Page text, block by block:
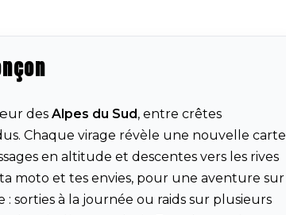
des Alpes du Sud, entre crêtes
Chaque virage révèle une nouvelle carte
en altitude et descentes vers les rives
moto et tes envies, pour une aventure sur
sorties à la journée ou raids sur plusieurs